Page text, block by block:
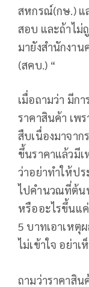
สหกรณ์(กษ.) แ
สอบ และถ้าไม่
มายังสำนักงา
(สคบ.) “
เมื่อถามว่า มีก
ราคาสินค้า เพ
สืบเนื่องมาจาก
ขึ้นราคาแล้วมี
ว่าอย่าทำให้ป
ไปคำนวณที่ต้น
หรืออะไรขึ้นแ
5 บาทเอาเหตุ
ไม่เข้าใจ อย่า
ถามว่าราคาสิ